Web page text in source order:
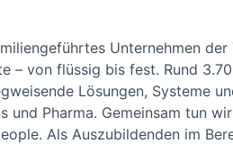
Unternehmen
– von flüssig bis fest. Rund
Lösungen, Systeme
und Pharma. Gemeinsam tun
Als Auszubildenden im